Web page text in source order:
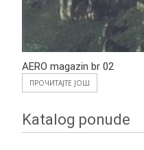
AERO magazin br 02
ПРОЧИТАЈТЕ ЈОШ
Katalog ponude